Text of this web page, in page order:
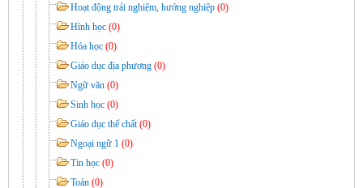
Hoạt động trải nghiệm, hướng nghiệp (0)
Hình học (0)
Hóa học (0)
Giáo dục địa phương (0)
Ngữ văn (0)
Sinh học (0)
Giáo dục thể chất (0)
Ngoại ngữ 1 (0)
Tin học (0)
Toán (0)